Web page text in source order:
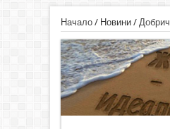
Начало/ Новини/ Добрич